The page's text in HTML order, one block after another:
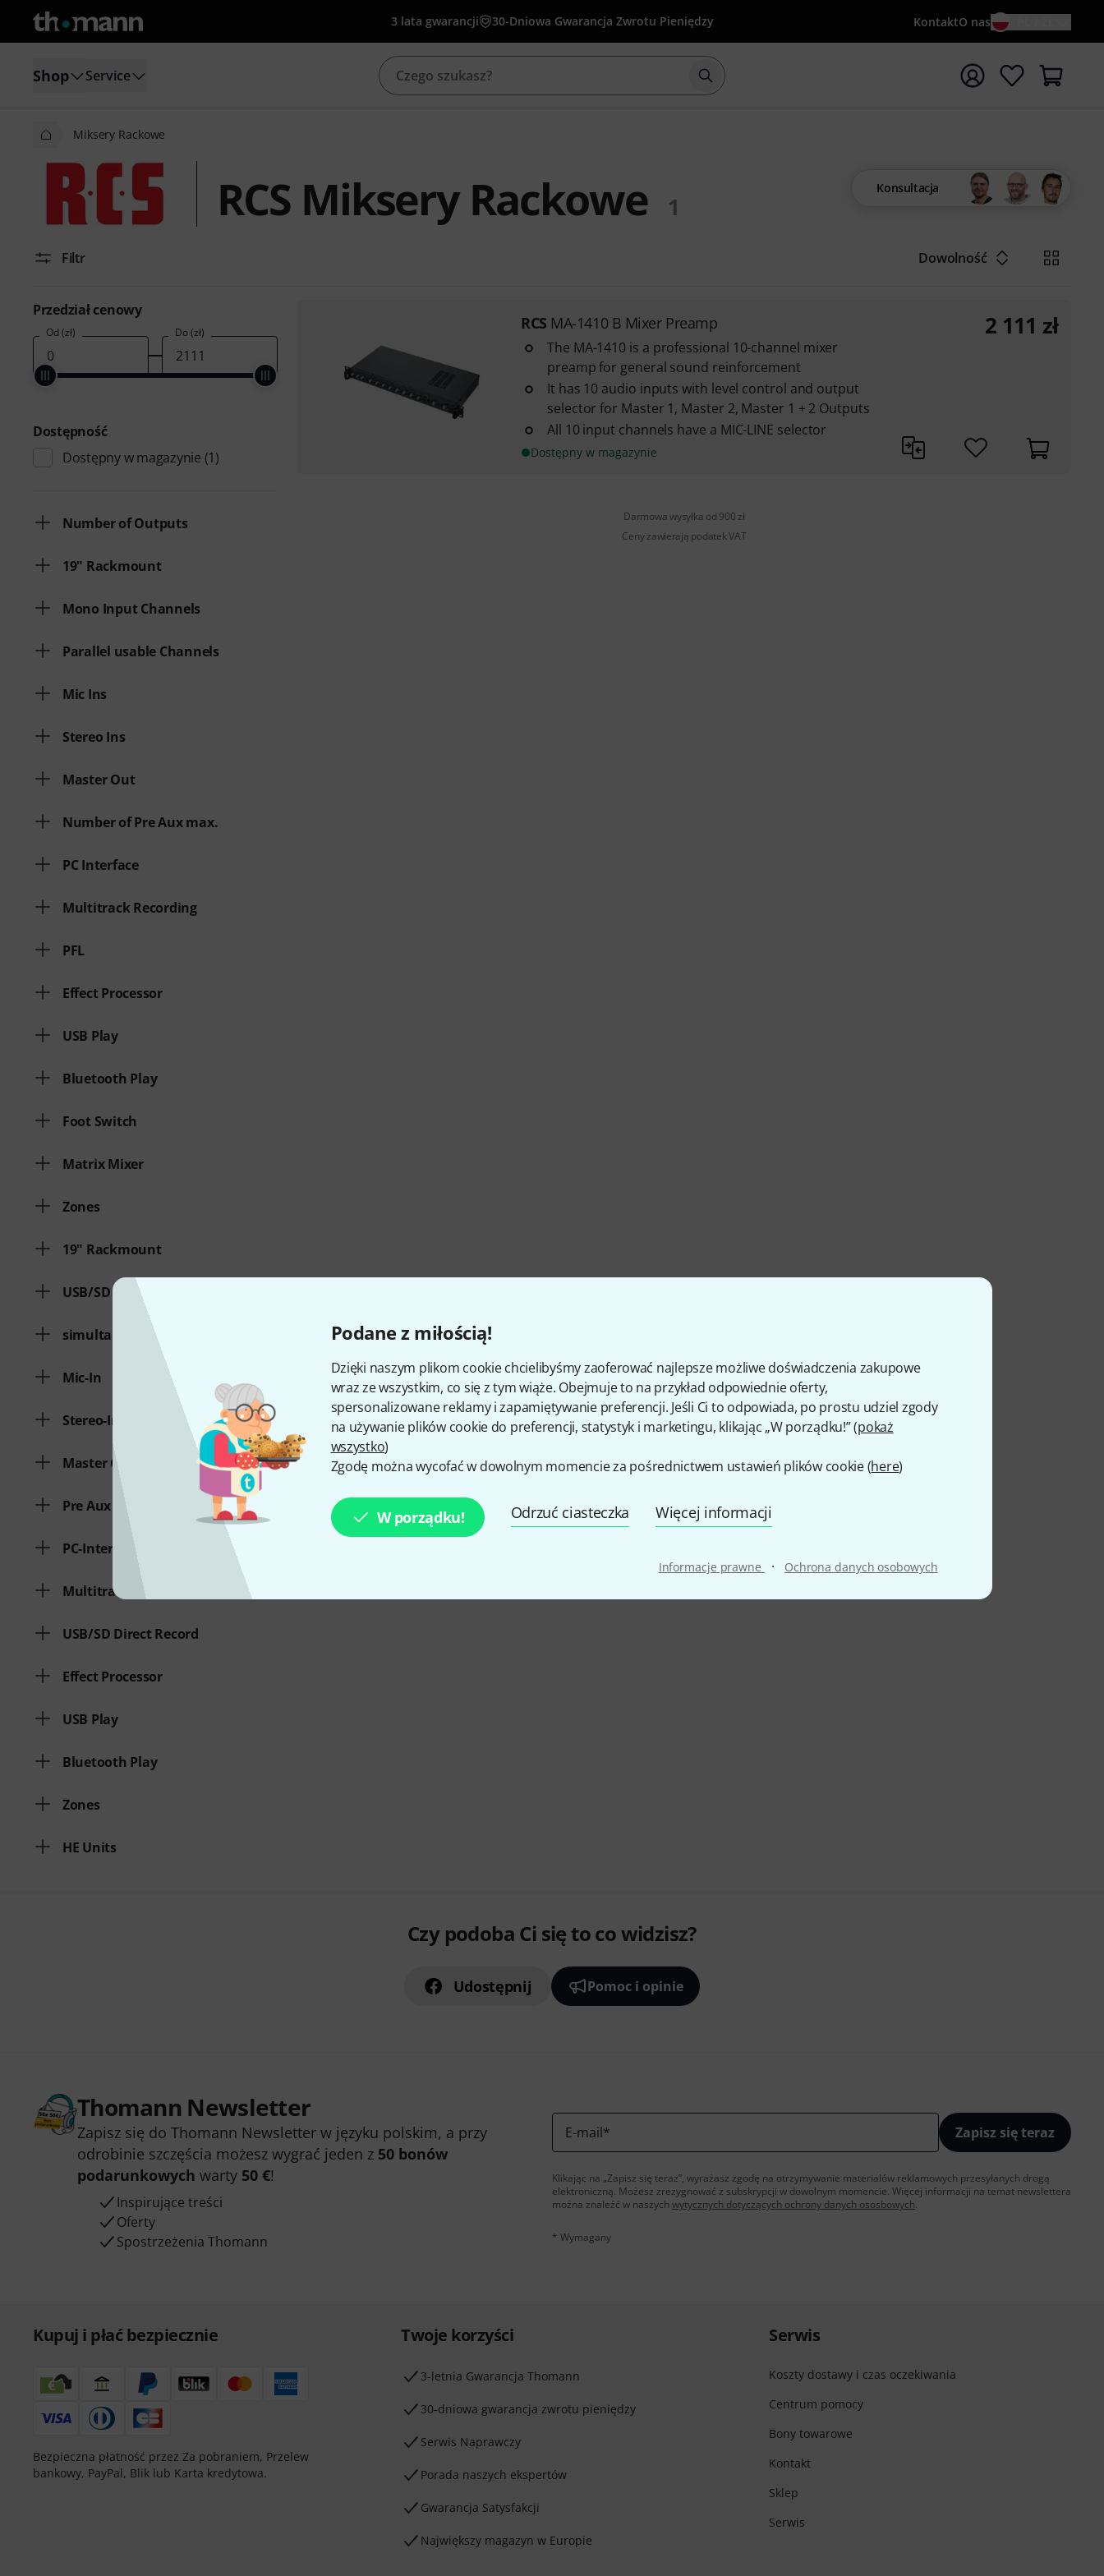
Podane z miłością!
Dzięki naszym plikom cookie chcielibyśmy zaoferować najlepsze możliwe doświadczenia zakupowe
wraz ze wszystkim, co się z tym wiąże. Obejmuje to na przykład odpowiednie oferty,
spersonalizowane reklamy i zapamiętywanie preferencji. Jeśli Ci to odpowiada, po prostu udziel zgody
na używanie plików cookie do preferencji, statystyk i marketingu, klikając „W porządku!” (pokaż
wszystko)
Zgodę można wycofać w dowolnym momencie za pośrednictwem ustawień plików cookie (here)
W porządku! Odrzuć ciasteczka Więcej informacji
Informacje prawne · Ochrona danych osobowych
3 lata gwarancji 30-Dniowa Gwarancja Zwrotu Pieniędzy KontaktO nas
Shop Service Rozpocznij wyszukiwanie od słowa kluczowego {searchTerm}
Miksery Rackowe
RCS Miksery Rackowe 1
Konsultacja
Filtr Dowolność
Przedział cenowy
Od (zł) Do (zł)
Dostępność
Dostępny w magazynie (1)
Number of Outputs
19" Rackmount
Mono Input Channels
Parallel usable Channels
Mic Ins
Stereo Ins
Master Out
Number of Pre Aux max.
PC Interface
Multitrack Recording
PFL
Effect Processor
USB Play
Bluetooth Play
Foot Switch
Matrix Mixer
Zones
19" Rackmount
USB/SD Direct Record
simultaneously used channels
Mic-In
Stereo-In
Master Out
Pre Aux max.
PC-Interface
Multitrack-Recording
USB/SD Direct Record
Effect Processor
USB Play
Bluetooth Play
Zones
HE Units
RCS MA-1410 B Mixer Preamp
The MA-1410 is a professional 10-channel mixer
preamp for general sound reinforcement
It has 10 audio inputs with level control and output
selector for Master 1, Master 2, Master 1 + 2 Outputs
All 10 input channels have a MIC-LINE selector
Dostępny w magazynie
2 111 zł
Darmowa wysyłka od 900 zł
Ceny zawierają podatek VAT
Czy podoba Ci się to co widzisz?
Udostępnij Pomoc i opinie
Thomann Newsletter
Zapisz się do Thomann Newsletter w języku polskim, a przy
odrobinie szczęścia możesz wygrać jeden z 50 bonów
podarunkowych warty 50 €!
Inspirujące treści
Oferty
Spostrzeżenia Thomann
E-mail* Zapisz się teraz
Klikając na „Zapisz się teraz”, wyrażasz zgodę na otrzymywanie materialów reklamowych przesyłanych drogą
elektroniczną. Możesz zrezygnować z subskrypcji w dowolnym momencie. Więcej informacji na temat newslettera
można znaleźć w naszych wytycznych dotyczących ochrony danych ososbowych.
* Wymagany
Kupuj i płać bezpiecznie
Bezpieczna płatność przez Za pobraniem, Przelew
bankowy, PayPal, Blik lub Karta kredytowa.
Twoje korzyści
3-letnia Gwarancja Thomann
30-dniowa gwarancja zwrotu pieniędzy
Serwis Naprawczy
Porada naszych ekspertów
Gwarancja Satysfakcji
Największy magazyn w Europie
Serwis
Koszty dostawy i czas oczekiwania
Centrum pomocy
Bony towarowe
Kontakt
Sklep
Serwis